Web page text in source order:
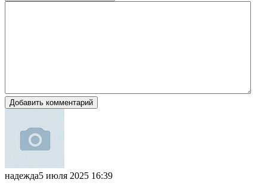
Добавить комментарий
надежда5 июля 2025 16:39